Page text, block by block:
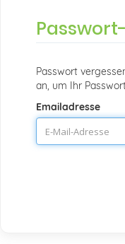
Passwort
an, um Ihr
Emailadresse